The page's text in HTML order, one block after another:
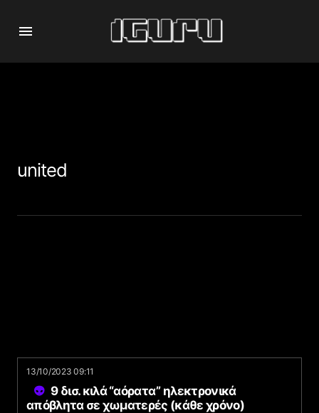
united
13/10/2023 09:11
9 δισ. κιλά “αόρατα” ηλεκτρονικά
απόβλητα σε χωματερές (κάθε χρόνο)